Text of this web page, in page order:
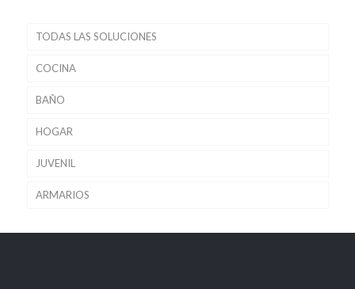
TODAS LAS SOLUCIONES
COCINA
BAÑO
HOGAR
JUVENIL
ARMARIOS